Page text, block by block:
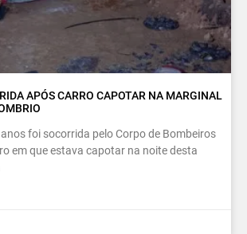
APÓS CARRO CAPOTAR NA MARGINAL
foi socorrida pelo Corpo de Bombeiros
em que estava capotar na noite desta